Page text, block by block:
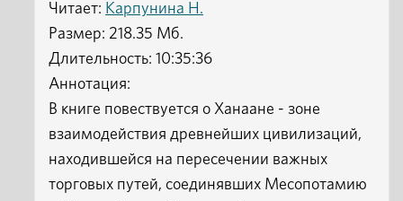
Читает: Карпунина Н.
Размер: 218.35 Мб.
Длительность: 10:35:36
Аннотация:
В книге повествуется о Ханаане - зоне
взаимодействия древнейших цивилизаций,
находившейся на пересечении важных
торговых путей, соединявших Месопотамию